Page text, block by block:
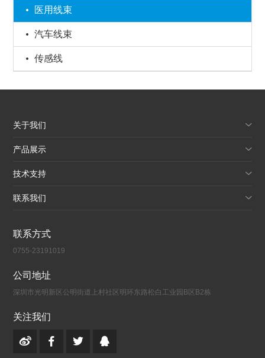
医用线束
汽车线束
传感线
关于我们
产品展示
技术支持
联系我们
联系方式
0755-23191019
公司地址
深圳市光明新区公明街道上村社区明环东路松白工业园B区B2栋
关注我们